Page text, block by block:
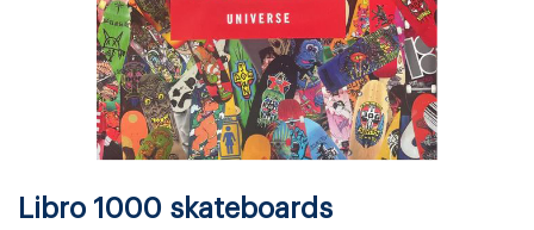
Libro 1000 skateboards